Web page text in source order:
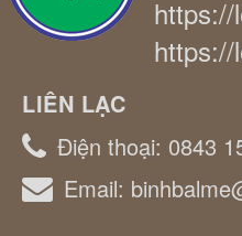
https://
https://
LIÊN LẠC
Điện thoại: 0843
Email: